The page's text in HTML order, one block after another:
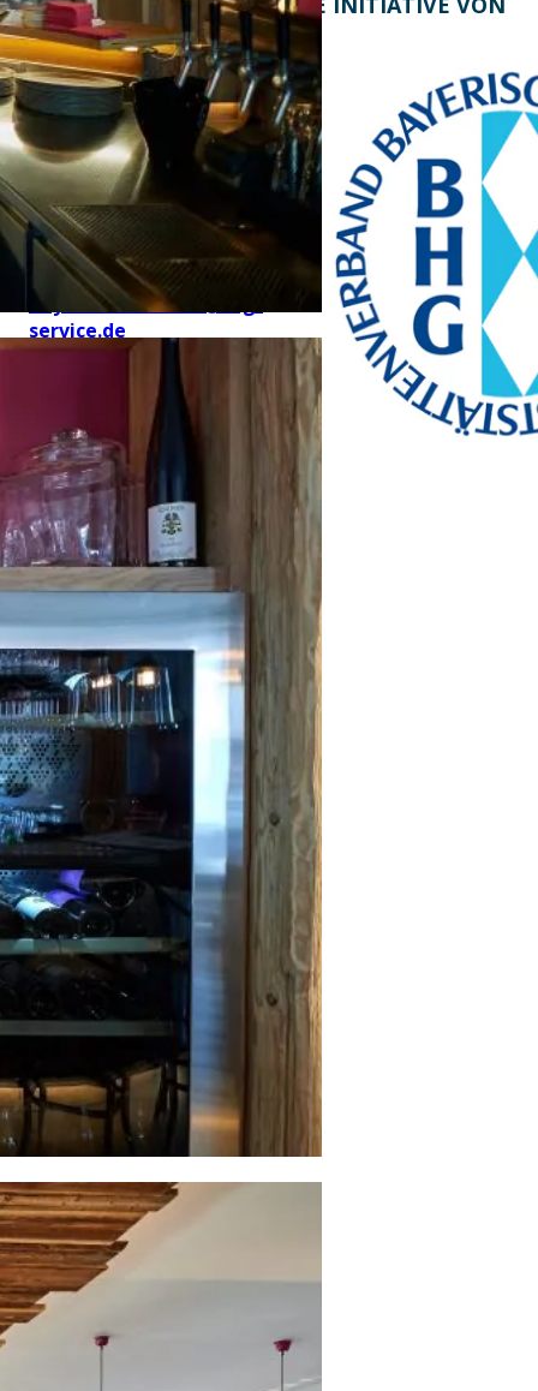
Bayern Tourist Gmbh
(BTG)
Prinz-Ludwig-Palais
Türkenstraße 7
80333 München
Telefon: +49 89 28760-
117
Fax: +49 89 28760-121
bayerischekueche@btg-
service.de
www.btg-service.de